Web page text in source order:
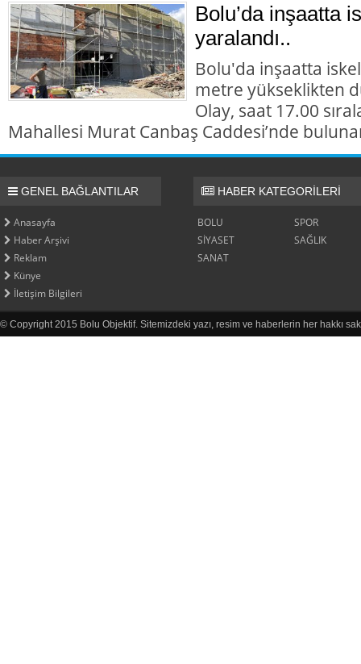
Bolu’da inşaatta
yaralandı..
Bolu'da inşaatta
metre yükseklikten
Olay, saat 17.00
Mahallesi Murat Canbaş Caddesi’nde
GENEL BAĞLANTILAR
Anasayfa
Haber Arşivi
Reklam
Künye
İletişim Bilgileri
HABER KATEGORİLERİ
BOLU
SPOR
SİYASET
SAĞLIK
SANAT
© Copyright 2015 Bolu Objektif. Sitemizdeki yazı, resim ve haberlerin her hakkı